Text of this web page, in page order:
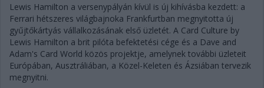
Lewis Hamilton a versenypályán kívül is új kihívásba kezdett: a
Ferrari hétszeres világbajnoka Frankfurtban megnyitotta új
gyűjtőkártyás vállalkozásának első üzletét. A Card Culture by
Lewis Hamilton a brit pilóta befektetési cége és a Dave and
Adam's Card World közös projektje, amelynek további üzleteit
Európában, Ausztráliában, a Közel-Keleten és Ázsiában tervezik
megnyitni.